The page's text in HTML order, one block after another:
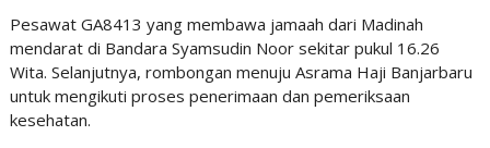
Pesawat GA8413 yang membawa jamaah dari Madinah
mendarat di Bandara Syamsudin Noor sekitar pukul 16.26
Wita. Selanjutnya, rombongan menuju Asrama Haji Banjarbaru
untuk mengikuti proses penerimaan dan pemeriksaan
kesehatan.